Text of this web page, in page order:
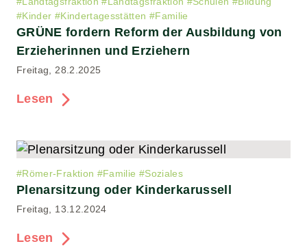
#Kinder #Kindertagesstätten #Familie
GRÜNE fordern Reform der Ausbildung von
Erzieherinnen und Erziehern
Freitag, 28.2.2025
Lesen
#Römer-Fraktion #Familie #Soziales
Plenarsitzung oder Kinderkarussell
Freitag, 13.12.2024
Lesen